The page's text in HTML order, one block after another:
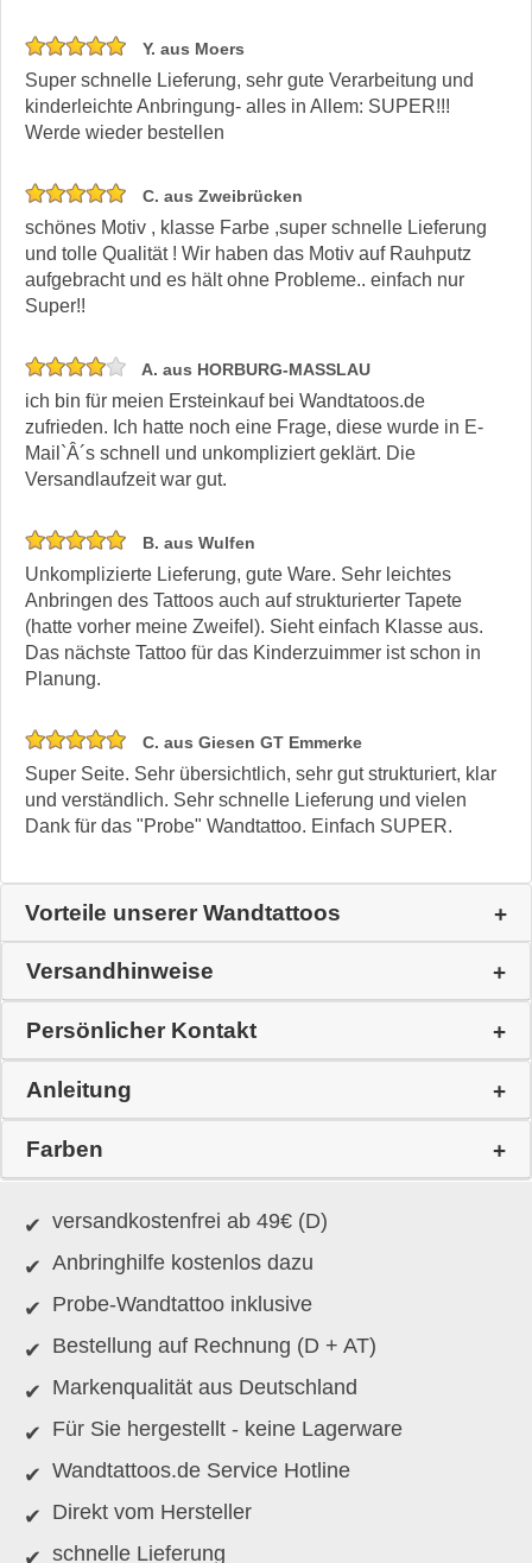
Y. aus Moers
Super schnelle Lieferung, sehr gute Verarbeitung und
kinderleichte Anbringung- alles in Allem: SUPER!!!
Werde wieder bestellen
C. aus Zweibrücken
schönes Motiv , klasse Farbe ,super schnelle Lieferung
und tolle Qualität ! Wir haben das Motiv auf Rauhputz
aufgebracht und es hält ohne Probleme.. einfach nur
Super!!
A. aus HORBURG-MASSLAU
ich bin für meien Ersteinkauf bei Wandtatoos.de
zufrieden. Ich hatte noch eine Frage, diese wurde in E-
Mail`Â´s schnell und unkompliziert geklärt. Die
Versandlaufzeit war gut.
B. aus Wulfen
Unkomplizierte Lieferung, gute Ware. Sehr leichtes
Anbringen des Tattoos auch auf strukturierter Tapete
(hatte vorher meine Zweifel). Sieht einfach Klasse aus.
Das nächste Tattoo für das Kinderzuimmer ist schon in
Planung.
C. aus Giesen GT Emmerke
Super Seite. Sehr übersichtlich, sehr gut strukturiert, klar
und verständlich. Sehr schnelle Lieferung und vielen
Dank für das "Probe" Wandtattoo. Einfach SUPER.
Vorteile unserer Wandtattoos
Versandhinweise
Persönlicher Kontakt
Anleitung
Farben
versandkostenfrei ab 49€ (D)
Anbringhilfe kostenlos dazu
Probe-Wandtattoo inklusive
Bestellung auf Rechnung (D + AT)
Markenqualität aus Deutschland
Für Sie hergestellt - keine Lagerware
Wandtattoos.de Service Hotline
Direkt vom Hersteller
schnelle Lieferung